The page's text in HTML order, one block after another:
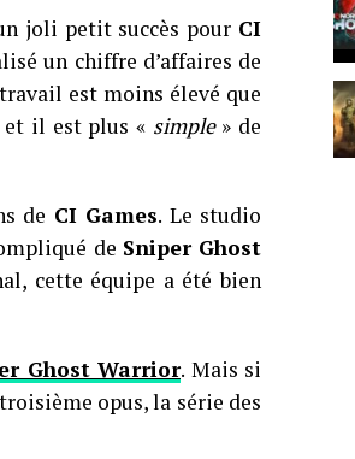
joli petit succès pour CI
un chiffre d’affaires de
est moins élevé que
et il est plus « simple» de
de CI Games. Le studio
de Sniper Ghost
cette équipe a été bien
Ghost Warrior. Mais si
opus, la série des